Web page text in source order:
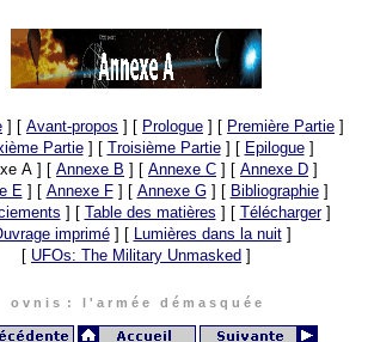
] [ Avant-propos ] [ Prologue ] [ Première Partie ]
Partie] [ Troisième Partie] [ Epilogue]
A ] [ Annexe B ] [ Annexe C ] [ Annexe D ]
E] [ Annexe F] [ Annexe G] [ Bibliographie]
] [ Table des matières ] [ Télécharger]
imprimé] [ Lumières dans la nuit]
[ UFOs: The Military Unmasked ]
o v n i s : l ' a r m é e d é m a s q u é e